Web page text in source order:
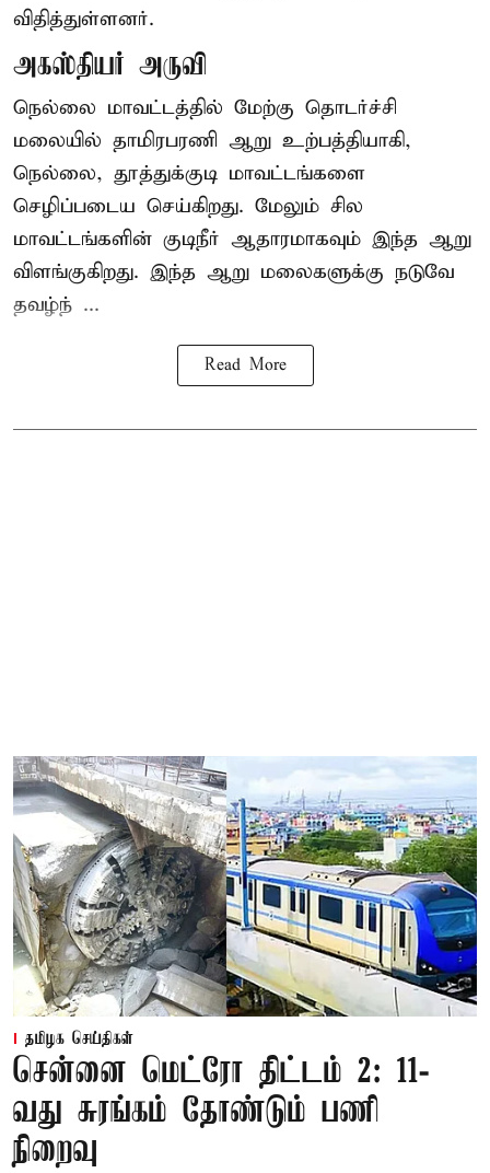
விதித்துள்ளனர்.
அகஸ்தியர் அருவி
நெல்லை மாவட்டத்தில் மேற்கு தொடர்ச்சி
மலையில் தாமிரபரணி ஆறு உற்பத்தியாகி,
நெல்லை, தூத்துக்குடி மாவட்டங்களை
செழிப்படைய செய்கிறது. மேலும் சில
மாவட்டங்களின் குடிநீர் ஆதாரமாகவும் இந்த ஆறு
விளங்குகிறது. இந்த ஆறு மலைகளுக்கு நடுவே
தவழ்ந் ...
Read More
தமிழக செய்திகள்
சென்னை மெட்ரோ திட்டம் 2: 11-
வது சுரங்கம் தோண்டும் பணி
நிறைவு